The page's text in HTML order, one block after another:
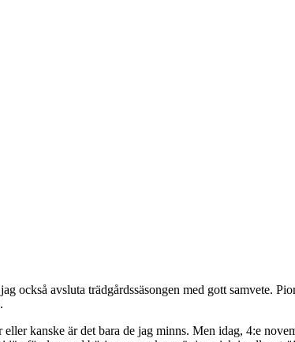
också avsluta trädgårdssäsongen med gott samvete.
kanske är det bara de jag minns. Men idag, 4:e